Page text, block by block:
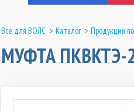
Все для ВОЛС > Каталог > Продукция
МУФТА ПКВКТЭ-